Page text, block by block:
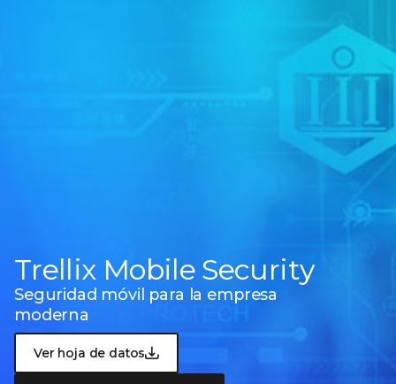
Trellix Mobile Security
Seguridad móvil para la empresa
moderna
Ver hoja de datos